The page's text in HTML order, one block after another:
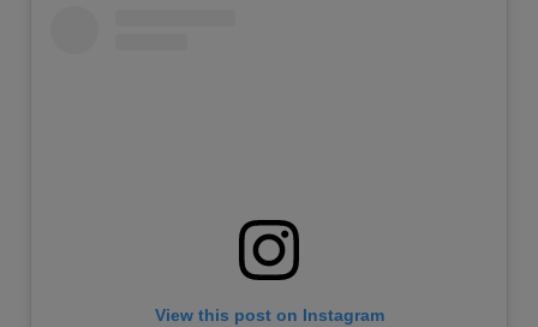
View this post on Instagram